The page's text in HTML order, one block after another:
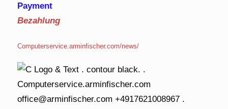
Payment
Bezahlung
Computerservice.arminfischer.com/news/